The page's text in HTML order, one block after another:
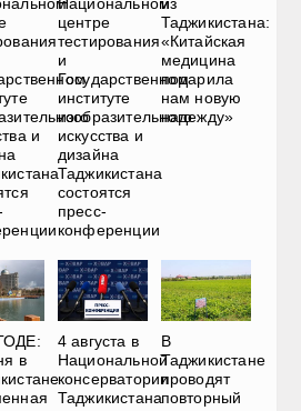
и
центре
тестирования
и
Государственном
институте
изобразительного
искусства и
дизайна
Таджикистана
состоятся
пресс-
конференции
Таджикистана:
«Китайская
медицина
подарила
нам новую
надежду»
в
4 августа в
Национальной
консерватории
Таджикистана
В
Таджикистане
проводят
повторный